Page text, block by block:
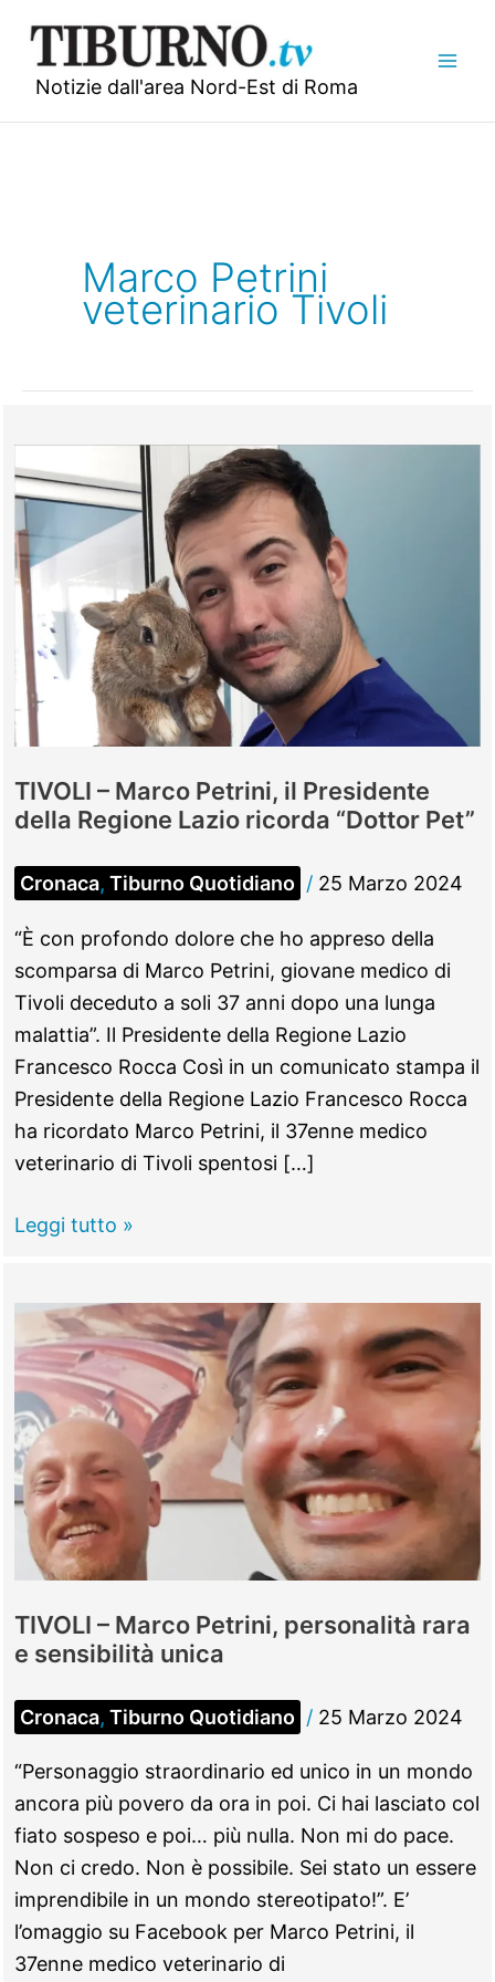
contenuto
Notizie dall'area Nord-Est di Roma
Marco Petrini
veterinario Tivoli
TIVOLI – Marco Petrini, il Presidente
della Regione Lazio ricorda “Dottor Pet”
Cronaca, Tiburno Quotidiano / 25 Marzo 2024
“È con profondo dolore che ho appreso della
scomparsa di Marco Petrini, giovane medico di
Tivoli deceduto a soli 37 anni dopo una lunga
malattia”. Il Presidente della Regione Lazio
Francesco Rocca Così in un comunicato stampa il
Presidente della Regione Lazio Francesco Rocca
ha ricordato Marco Petrini, il 37enne medico
veterinario di Tivoli spentosi […]
TIVOLI
Petrini,
il
Presidente
della
Regione
Lazio
ricorda
“Dottor
Pet”
Leggi tutto »
TIVOLI – Marco Petrini, personalità rara
e sensibilità unica
Cronaca, Tiburno Quotidiano / 25 Marzo 2024
“Personaggio straordinario ed unico in un mondo
ancora più povero da ora in poi. Ci hai lasciato col
fiato sospeso e poi… più nulla. Non mi do pace.
Non ci credo. Non è possibile. Sei stato un essere
imprendibile in un mondo stereotipato!”. E’
l’omaggio su Facebook per Marco Petrini, il
37enne medico veterinario di